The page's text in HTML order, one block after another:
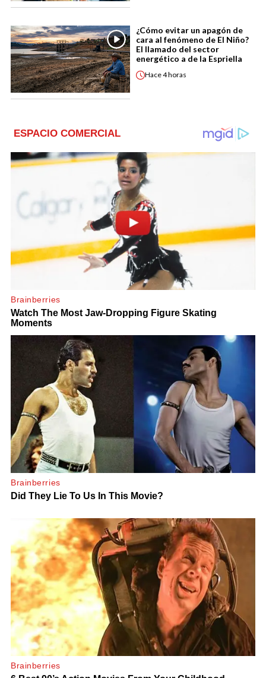
¿Cómo evitar un apagón de
cara al fenómeno de El Niño?
El llamado del sector
energético a de la Espriella
Hace4 horas